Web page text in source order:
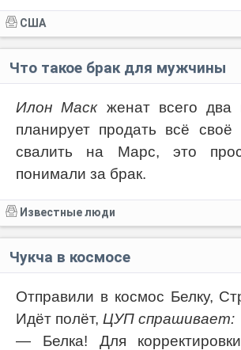
США
Что такое брак для мужчины
Илон Маскженат всего два
планирует продать всё
свалить на Марс, это
понимали за брак.
Известные люди
Чукча в космосе
Отправили в космос Белку,
Идёт полёт, ЦУП спрашивает:
— Белка! Для